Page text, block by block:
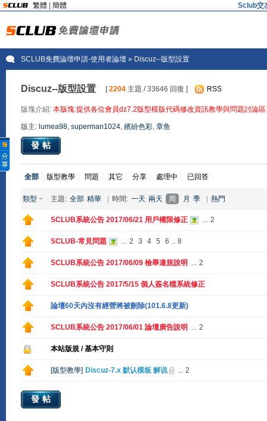
繁體 簡體 Sclub交
SCLUB免費論壇申請-使用者論壇» Discuz--版型設置
Discuz--版型設置 [2204主題 / 33646 回復 ] RSS
版塊介紹: 本版塊:提供各位會員dz7.2版型模版代碼修改資訊教學與問題討論區
版主: lumea98, superman1024, 繽紛色彩, 章鱼
發帖
全部 版型教學 問題 其它 分享 處理中 已回答
類型 主題: 全部 精華 時間: 一天 兩天 周 月 季 熱門
SCLUB系統公告 2017/06/21 用戶權限修正 ... 2
SCLUB-常見問題 ... 2 3 4 5 6 .. 8
SCLUB系統公告 2017/06/09 檢舉違規說明 ... 2
SCLUB系統公告 2017/5/15 個人簽名檔系統修正
論壇60天內沒有經營將被刪除(101.6.8更新)
SCLUB系統公告 2017/06/01 論壇廣告說明 ... 2
本站版規 / 基本守則
[版型教學] Discuz-7.x 默认模板 解说 ... 2
發帖